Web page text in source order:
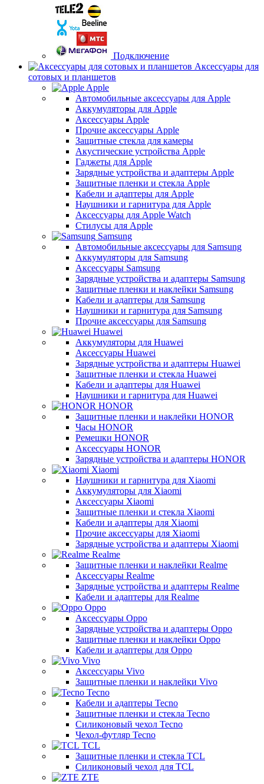
Подключение
Аксессуары для
сотовых и планшетов
Apple
Автомобильные аксессуары для Apple
Аккумуляторы для Apple
Аксессуары Apple
Прочие аксессуары Apple
Защитные стекла для камеры
Акустические устройства Apple
Гаджеты для Apple
Зарядные устройства и адаптеры Apple
Защитные пленки и стекла Apple
Кабели и адаптеры для Apple
Наушники и гарнитура для Apple
Аксессуары для Apple Watch
Стилусы для Apple
Samsung
Автомобильные аксессуары для Samsung
Аккумуляторы для Samsung
Аксессуары Samsung
Зарядные устройства и адаптеры Samsung
Защитные пленки и наклейки Samsung
Кабели и адаптеры для Samsung
Наушники и гарнитура для Samsung
Прочие аксессуары для Samsung
Huawei
Аккумуляторы для Huawei
Аксессуары Huawei
Зарядные устройства и адаптеры Huawei
Защитные пленки и стекла Huawei
Кабели и адаптеры для Huawei
Наушники и гарнитура для Huawei
HONOR
Защитные пленки и наклейки HONOR
Часы HONOR
Ремешки HONOR
Аксессуары HONOR
Зарядные устройства и адаптеры HONOR
Xiaomi
Наушники и гарнитура для Xiaomi
Аккумуляторы для Xiaomi
Аксессуары Xiaomi
Защитные пленки и стекла Xiaomi
Кабели и адаптеры для Xiaomi
Прочие аксессуары для Xiaomi
Зарядные устройства и адаптеры Xiaomi
Realme
Защитные пленки и наклейки Realme
Аксессуары Realme
Зарядные устройства и адаптеры Realme
Кабели и адаптеры для Realme
Oppo
Аксессуары Oppo
Зарядные устройства и адаптеры Oppo
Защитные пленки и наклейки Oppo
Кабели и адаптеры для Oppo
Vivo
Аксессуары Vivo
Защитные пленки и наклейки Vivo
Tecno
Кабели и адаптеры Tecno
Защитные пленки и стекла Tecno
Силиконовый чехол Tecno
Чехол-футляр Tecno
TCL
Защитные пленки и стекла TCL
Силиконовый чехол для TCL
ZTE